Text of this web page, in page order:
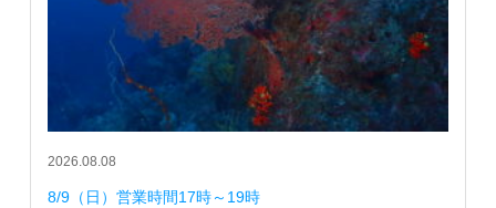
2026.08.08
8/9（日）営業時間17時～19時